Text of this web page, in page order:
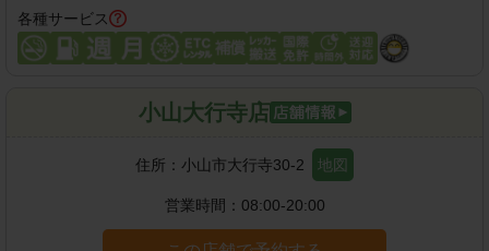
各種サービス
小山大行寺店
住所： 小山市大行寺30-2 地図
営業時間： 08:00-20:00